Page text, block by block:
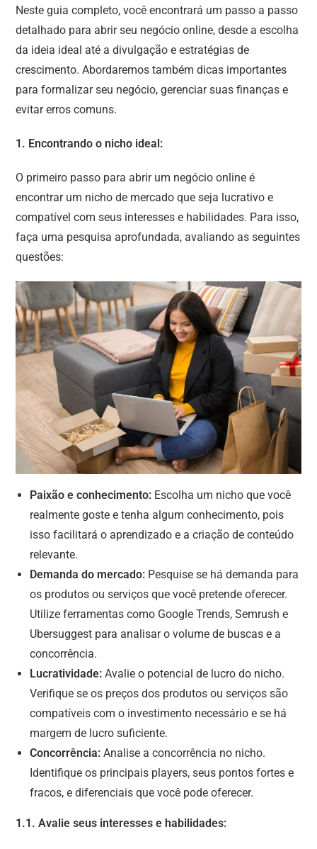
Neste guia completo, você encontrará um passo a passo
detalhado para abrir seu negócio online, desde a escolha
da ideia ideal até a divulgação e estratégias de
crescimento. Abordaremos também dicas importantes
para formalizar seu negócio, gerenciar suas finanças e
evitar erros comuns.
1. Encontrando o nicho ideal:
O primeiro passo para abrir um negócio online é
encontrar um nicho de mercado que seja lucrativo e
compatível com seus interesses e habilidades. Para isso,
faça uma pesquisa aprofundada, avaliando as seguintes
questões:
Paixão e conhecimento: Escolha um nicho que você
realmente goste e tenha algum conhecimento, pois
isso facilitará o aprendizado e a criação de conteúdo
relevante.
Demanda do mercado: Pesquise se há demanda para
os produtos ou serviços que você pretende oferecer.
Utilize ferramentas como Google Trends, Semrush e
Ubersuggest para analisar o volume de buscas e a
concorrência.
Lucratividade: Avalie o potencial de lucro do nicho.
Verifique se os preços dos produtos ou serviços são
compatíveis com o investimento necessário e se há
margem de lucro suficiente.
Concorrência: Analise a concorrência no nicho.
Identifique os principais players, seus pontos fortes e
fracos, e diferenciais que você pode oferecer.
1.1. Avalie seus interesses e habilidades: